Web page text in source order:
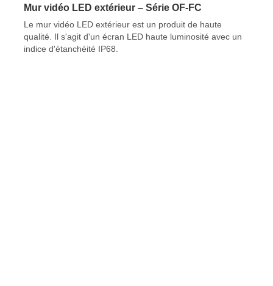
Mur vidéo LED extérieur – Série OF-FC
Le mur vidéo LED extérieur est un produit de haute
qualité. Il s'agit d'un écran LED haute luminosité avec un
indice d'étanchéité IP68.